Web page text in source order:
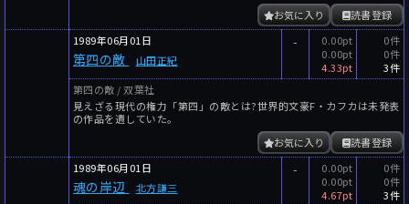
読書登録
お気に入り
1989年06月01日
第四の敵 山田正紀
-
0.00pt
0.00pt
4.33pt
0件
0件
3件
第四の敵 / 双葉社
見えざる現代の権力「第四」の敵とは?世界的文豪F・カフカは未発表
の作品を遺していた。
読書登録
お気に入り
1989年06月01日
魂の岸辺 北方謙三
-
0.00pt
0.00pt
4.67pt
0件
0件
3件